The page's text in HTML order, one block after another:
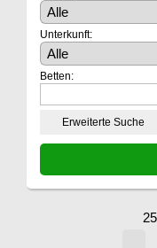
Unterkunft:
Betten:
Erweiterte Suche